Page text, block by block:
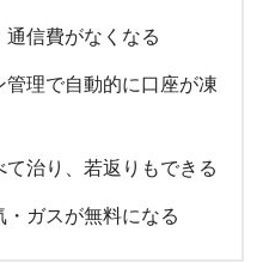
信費がなくなる
理で自動的に口座が凍
て治り、若返りもできる
ガスが無料になる